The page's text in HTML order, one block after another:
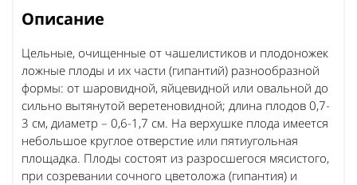
Описание
Цельные, очищенные от чашелистиков и плодоножек
ложные плоды и их части (гипантий) разнообразной
формы: от шаровидной, яйцевидной или овальной до
сильно вытянутой веретеновидной; длина плодов 0,7-
3 см, диаметр – 0,6-1,7 см. На верхушке плода имеется
небольшое круглое отверстие или пятиугольная
площадка. Плоды состоят из разросшегося мясистого,
при созревании сочного цветоложа (гипантия) и